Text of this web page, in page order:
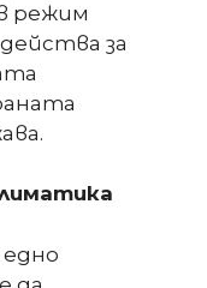
режим
за
едно